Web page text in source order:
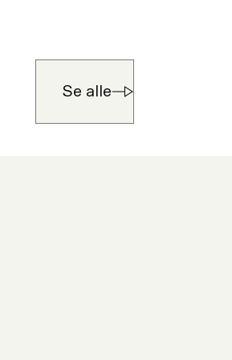
Se alle